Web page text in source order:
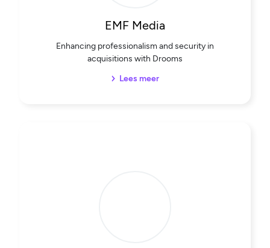
EMF Media
Enhancing professionalism and security in
acquisitions with Drooms
Lees meer